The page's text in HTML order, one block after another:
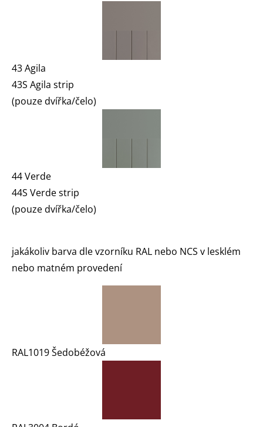
43 Agila
43S Agila strip
(pouze dvířka/čelo)
44 Verde
44S Verde strip
(pouze dvířka/čelo)
jakákoliv barva dle vzorníku RAL nebo NCS v lesklém
nebo matném provedení
RAL1019 Šedobéžová